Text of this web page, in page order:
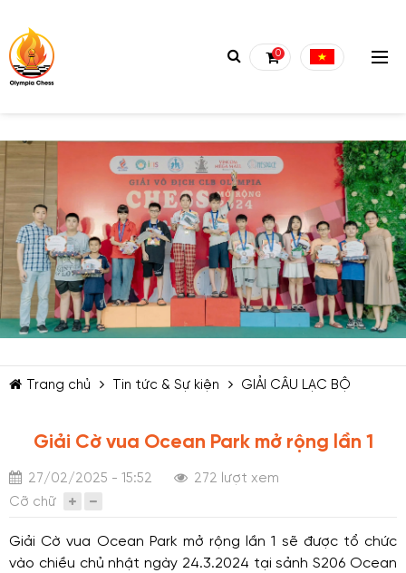
0
TIẾP TỤC MUA HÀNG
Trang chủ Tin tức & Sự kiện GIẢI CÂU LẠC BỘ
Giải Cờ vua Ocean Park mở rộng lần 1
27/02/2025 - 15:52
272 lượt xem
Cỡ chữ
Giải Cờ vua Ocean Park mở rộng lần 1 sẽ được tổ chức
vào chiều chủ nhật ngày 24.3.2024 tại sảnh S206 Ocean